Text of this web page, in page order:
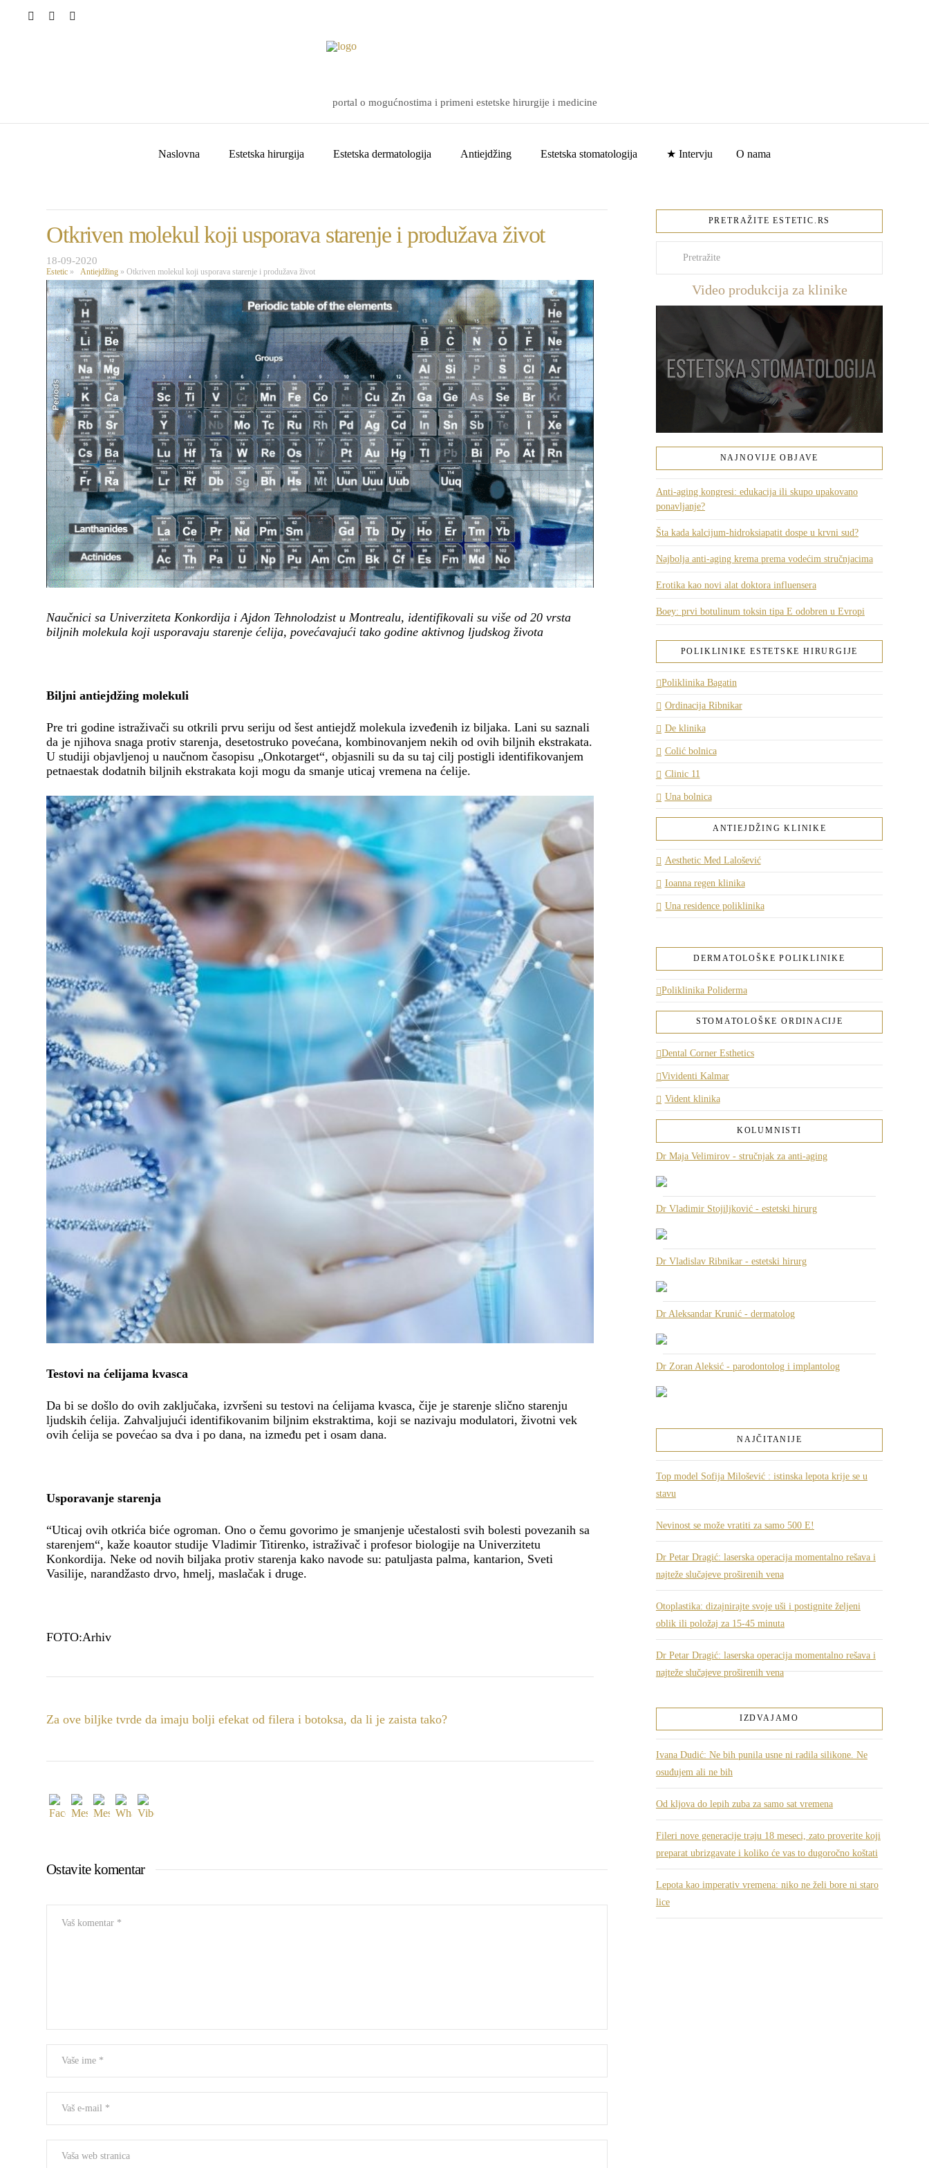
portal o mogućnostima i primeni estetske hirurgije i medicine
Naslovna Estetska hirurgija Estetska dermatologija Antiejdžing Estetska stomatologija ★ Intervju O nama
Otkriven molekul koji usporava starenje i produžava život
18-09-2020
Estetic » Antiejdžing »Otkriven molekul koji usporava starenje i produžava život
Naučnici sa Univerziteta Konkordija i Ajdon Tehnolodzist u Montrealu, identifikovali su više od 20 vrsta
biljnih molekula koji usporavaju starenje ćelija, povećavajući tako godine aktivnog ljudskog života
Biljni antiejdžing molekuli
Pre tri godine istraživači su otkrili prvu seriju od šest antiejdž molekula izveđenih iz biljaka. Lani su saznali
da je njihova snaga protiv starenja, desetostruko povećana, kombinovanjem nekih od ovih biljnih ekstrakata.
U studiji objavljenoj u naučnom časopisu „Onkotarget“, objasnili su da su taj cilj postigli identifikovanjem
petnaestak dodatnih biljnih ekstrakata koji mogu da smanje uticaj vremena na ćelije.
Testovi na ćelijama kvasca
Da bi se došlo do ovih zaključaka, izvršeni su testovi na ćelijama kvasca, čije je starenje slično starenju
ljudskih ćelija. Zahvaljujući identifikovanim biljnim ekstraktima, koji se nazivaju modulatori, životni vek
ovih ćelija se povećao sa dva i po dana, na između pet i osam dana.
Usporavanje starenja
“Uticaj ovih otkrića biće ogroman. Ono o čemu govorimo je smanjenje učestalosti svih bolesti povezanih sa
starenjem“, kaže koautor studije Vladimir Titirenko, istraživač i profesor biologije na Univerzitetu
Konkordija. Neke od novih biljaka protiv starenja kako navode su: patuljasta palma, kantarion, Sveti
Vasilije, narandžasto drvo, hmelj, maslačak i druge.
FOTO:Arhiv
Za ove biljke tvrde da imaju bolji efekat od filera i botoksa, da li je zaista tako?
Ostavite komentar
PRETRAŽITE ESTETIC.RS
Video produkcija za klinike
NAJNOVIJE OBJAVE
Anti-aging kongresi: edukacija ili skupo upakovano
ponavljanje?
Šta kada kalcijum-hidroksiapatit dospe u krvni sud?
Najbolja anti-aging krema prema vodećim stručnjacima
Erotika kao novi alat doktora influensera
Boey: prvi botulinum toksin tipa E odobren u Evropi
POLIKLINIKE ESTETSKE HIRURGIJE
Poliklinika Bagatin
Ordinacija Ribnikar
De klinika
Colić bolnica
Clinic 11
Una bolnica
ANTIEJDŽING KLINIKE
Aesthetic Med Lalošević
Ioanna regen klinika
Una residence poliklinika
DERMATOLOŠKE POLIKLINIKE
Poliklinika Poliderma
STOMATOLOŠKE ORDINACIJE
Dental Corner Esthetics
Vividenti Kalmar
Vident klinika
KOLUMNISTI
Dr Maja Velimirov - stručnjak za anti-aging
Dr Vladimir Stojiljković - estetski hirurg
Dr Vladislav Ribnikar - estetski hirurg
Dr Aleksandar Krunić - dermatolog
Dr Zoran Aleksić - parodontolog i implantolog
NAJČITANIJE
Top model Sofija Milošević : istinska lepota krije se u
stavu
Nevinost se može vratiti za samo 500 E!
Dr Petar Dragić: laserska operacija momentalno rešava i
najteže slučajeve proširenih vena
Otoplastika: dizajnirajte svoje uši i postignite željeni
oblik ili položaj za 15-45 minuta
Dr Petar Dragić: laserska operacija momentalno rešava i
najteže slučajeve proširenih vena
IZDVAJAMO
Ivana Dudić: Ne bih punila usne ni radila silikone. Ne
osuđujem ali ne bih
Od kljova do lepih zuba za samo sat vremena
Fileri nove generacije traju 18 meseci, zato proverite koji
preparat ubrizgavate i koliko će vas to dugoročno koštati
Lepota kao imperativ vremena: niko ne želi bore ni staro
lice